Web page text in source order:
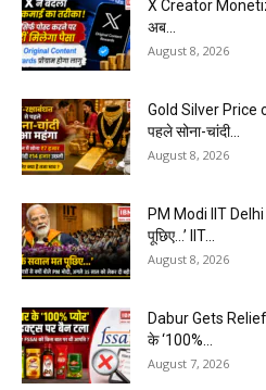
X Creator
अब...
August 8, 2026
Gold Silver Price
पहले सोना-चांदी...
August 8, 2026
PM Modi IIT Delhi
पूछिए…’ IIT...
August 8, 2026
Dabur Gets
के ‘100%...
August 7, 2026